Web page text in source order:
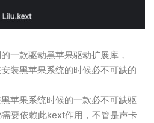
一款驱动黑苹果驱动扩展库，
装黑苹果系统的时候必不可缺的
苹果系统时候的一款必不可缺驱
要依赖此kext作用，不管是声卡